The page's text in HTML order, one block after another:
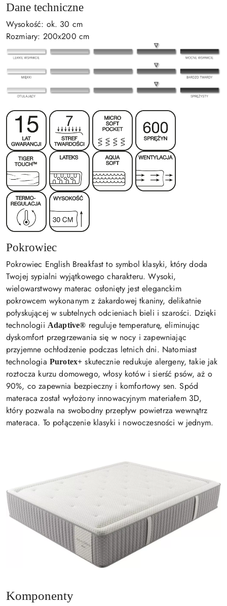
Dane techniczne
Wysokość: ok. 30 cm
Rozmiary: 200x200 cm
Pokrowiec
Pokrowiec English Breakfast to symbol klasyki, który doda
Twojej sypialni wyjątkowego charakteru. Wysoki,
wielowarstwowy materac osłonięty jest eleganckim
pokrowcem wykonanym z żakardowej tkaniny, delikatnie
połyskującej w subtelnych odcieniach bieli i szarości. Dzięki
technologii Adaptive® reguluje temperaturę, eliminując
dyskomfort przegrzewania się w nocy i zapewniając
przyjemne ochłodzenie podczas letnich dni. Natomiast
technologia Purotex+ skutecznie redukuje alergeny, takie jak
roztocza kurzu domowego, włosy kotów i sierść psów, aż o
90%, co zapewnia bezpieczny i komfortowy sen. Spód
materaca został wyłożony innowacyjnym materiałem 3D,
który pozwala na swobodny przepływ powietrza wewnątrz
materaca. To połączenie klasyki i nowoczesności w jednym.
Komponenty